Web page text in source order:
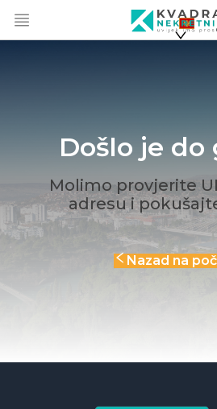
Došlo je do
Molimo provjerite
adresu i
Nazad na